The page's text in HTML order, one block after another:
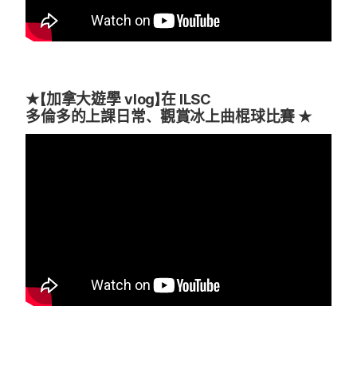
★【加拿大遊學 vlog】在 ILSC
多倫多的上課日常、觀賞冰上曲棍球比賽 ★